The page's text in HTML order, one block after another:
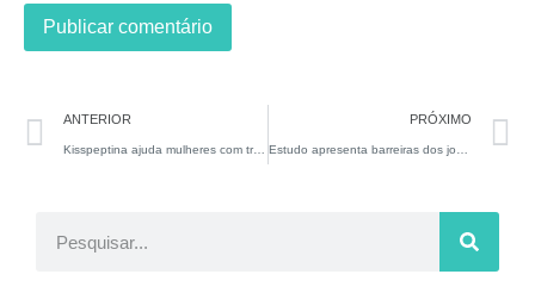
ANTERIOR
Kisspeptina ajuda mulheres com transtorno de hipoatividade do desejo sexual
PRÓXIMO
Estudo apresenta barreiras dos jovens para falar sobre saúde sexual com seus pais